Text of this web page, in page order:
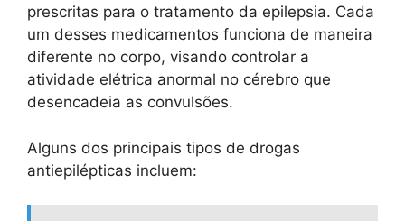
prescritas para o tratamento da epilepsia. Cada
um desses medicamentos funciona de maneira
diferente no corpo, visando controlar a
atividade elétrica anormal no cérebro que
desencadeia as convulsões.
Alguns dos principais tipos de drogas
antiepilépticas incluem: